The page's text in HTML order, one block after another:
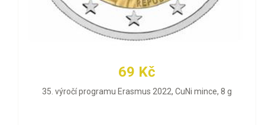
69 Kč
35. výročí programu Erasmus 2022, CuNi mince, 8 g